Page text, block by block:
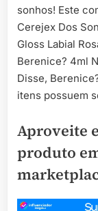
sonhos! Este
Cerejex Dos
Gloss Labial
Berenice? 4ml
Disse,
itens possuem
Aproveite
produto